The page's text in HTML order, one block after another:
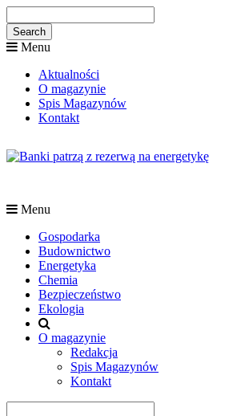
Menu
Aktualności
O magazynie
Spis Magazynów
Kontakt
Menu
Gospodarka
Budownictwo
Energetyka
Chemia
Bezpieczeństwo
Ekologia
O magazynie
Redakcja
Spis Magazynów
Kontakt